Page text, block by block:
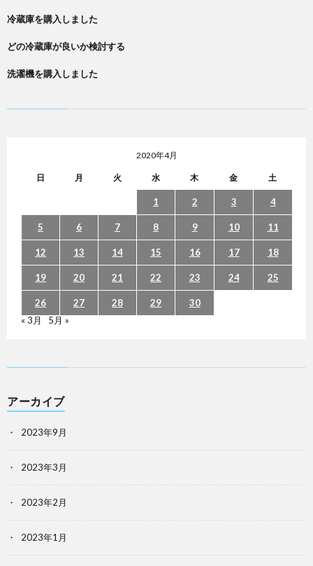
冷蔵庫を購入しました
どの冷蔵庫が良いか検討する
洗濯機を購入しました
2020年4月
日 月 火 水 木 金 土
1 2 3 4
5 6 7 8 9 10 11
12 13 14 15 16 17 18
19 20 21 22 23 24 25
26 27 28 29
30
« 3月
5月 »
アーカイブ
2023年9月
2023年3月
2023年2月
2023年1月